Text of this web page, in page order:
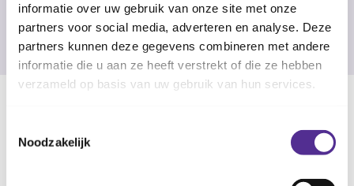
informatie over uw gebruik van onze site met onze
partners voor social media, adverteren en analyse. Deze
partners kunnen deze gegevens combineren met andere
informatie die u aan ze heeft verstrekt of die ze hebben
verzameld op basis van uw gebruik van hun services.
Noodzakelijk
Meer informatie
Veilig je baby mee in de Auto